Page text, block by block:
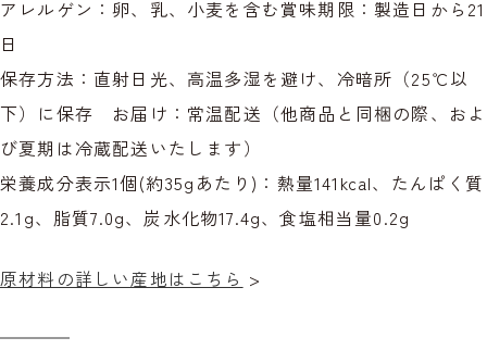
アレルゲン：卵、乳、小麦を含む賞味期限：製造日から21
日
保存方法：直射日光、高温多湿を避け、冷暗所（25℃以
下）に保存 お届け：常温配送（他商品と同梱の際、およ
び夏期は冷蔵配送いたします）
栄養成分表示1個(約35gあたり)：熱量141kcal、たんぱく質
2.1g、脂質7.0g、炭水化物17.4g、食塩相当量0.2g
原材料の詳しい産地はこちら >